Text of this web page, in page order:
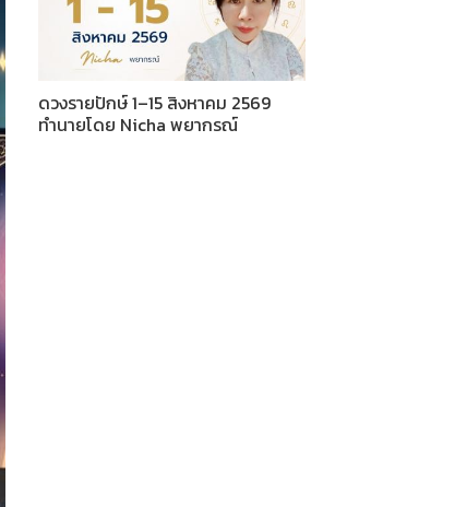
ดวงรายปักษ์ 1–15 สิงหาคม 2569
ทำนายโดย Nicha พยากรณ์